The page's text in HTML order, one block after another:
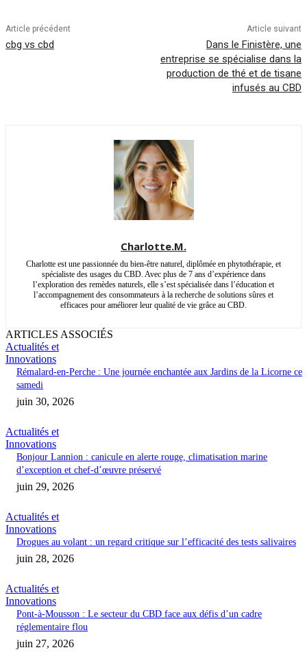
Article précédent
cbg vs cbd
Article suivant
Dans le Finistère, une
entreprise se spécialise dans la
production de thé et de tisane
infusés au CBD
Charlotte.M.
Charlotte est une passionnée du bien-être naturel, diplômée en phytothérapie, et
spécialiste des usages du CBD. Avec plus de 7 ans d’expérience dans
l’exploration des remèdes naturels, elle s’est spécialisée dans l’éducation et
l’accompagnement des consommateurs à la recherche de solutions sûres et
efficaces pour améliorer leur qualité de vie grâce au CBD.
ARTICLES ASSOCIÉS
Actualités et
Innovations
Rémalard-en-Perche : Une journée enchantée aux Jardins de la Licorne ce
samedi
juin 30, 2026
Actualités et
Innovations
Bonjour Lannion : canicule en alerte rouge, climatisation marine
d’exception et chef-d’œuvre préservé
juin 29, 2026
Actualités et
Innovations
Drogues au volant : un regard critique sur l’efficacité des tests salivaires
juin 28, 2026
Actualités et
Innovations
Pont-à-Mousson : Le secteur du CBD face aux défis d’un cadre
réglementaire flou
juin 27, 2026